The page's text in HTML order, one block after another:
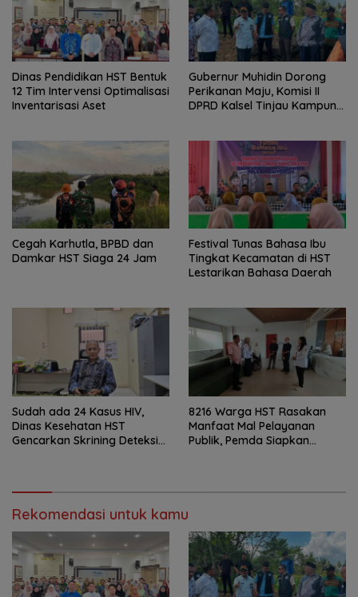
Dinas Pendidikan HST Bentuk
12 Tim Intervensi Optimalisasi
Inventarisasi Aset
Gubernur Muhidin Dorong
Perikanan Maju, Komisi II
DPRD Kalsel Tinjau Kampung
Cegah Karhutla, BPBD dan
Damkar HST Siaga 24 Jam
Festival Tunas Bahasa Ibu
Tingkat Kecamatan di HST
Lestarikan Bahasa Daerah
Sudah ada 24 Kasus HIV,
Dinas Kesehatan HST
Gencarkan Skrining Deteksi
8216 Warga HST Rasakan
Manfaat Mal Pelayanan
Publik, Pemda Siapkan
Rekomendasi untuk kamu